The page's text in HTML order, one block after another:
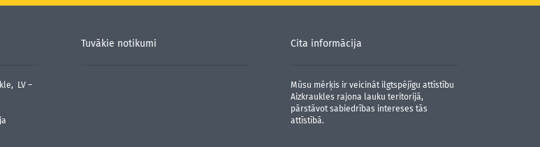
LV –
Tuvākie notikumi Cita informācija
Mūsu mērķis ir veicināt ilgtspējīgu attīstību
Aizkraukles rajona lauku teritorijā,
pārstāvot sabiedrības intereses tās
attīstībā.